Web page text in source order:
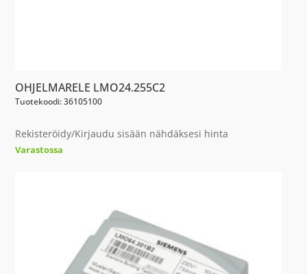
OHJELMARELE LMO24.255C2
Tuotekoodi: 36105100
Rekisteröidy/Kirjaudu sisään nähdäksesi hinta
Varastossa